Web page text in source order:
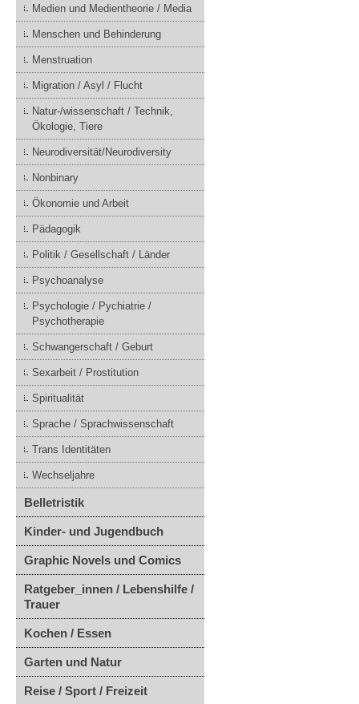
Medien und Medientheorie / Media
Menschen und Behinderung
Menstruation
Migration / Asyl / Flucht
Natur-/wissenschaft / Technik,
Ökologie, Tiere
Neurodiversität/Neurodiversity
Nonbinary
Ökonomie und Arbeit
Pädagogik
Politik / Gesellschaft / Länder
Psychoanalyse
Psychologie / Pychiatrie /
Psychotherapie
Schwangerschaft / Geburt
Sexarbeit / Prostitution
Spiritualität
Sprache / Sprachwissenschaft
Trans Identitäten
Wechseljahre
Belletristik
Kinder- und Jugendbuch
Graphic Novels und Comics
Ratgeber_innen / Lebenshilfe /
Trauer
Kochen / Essen
Garten und Natur
Reise / Sport / Freizeit